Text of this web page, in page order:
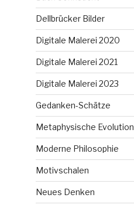
Dellbrücker Bilder
Digitale Malerei 2020
Digitale Malerei 2021
Digitale Malerei 2023
Gedanken-Schätze
Metaphysische Evolution
Moderne Philosophie
Motivschalen
Neues Denken